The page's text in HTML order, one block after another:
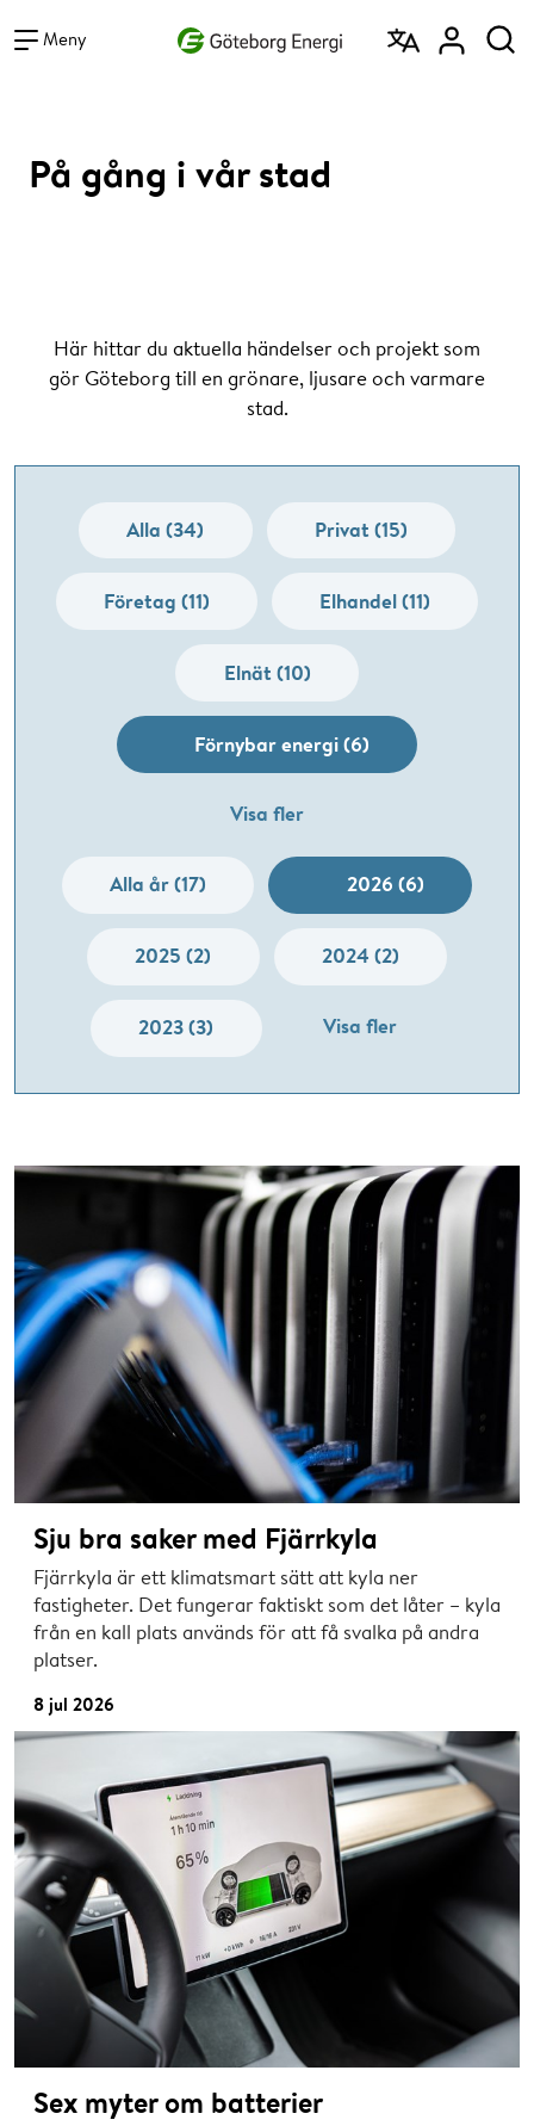
Meny
På gång i vår stad
Här hittar du aktuella händelser och projekt som
gör Göteborg till en grönare, ljusare och varmare
stad.
Alla (34) Privat (15)
Företag (11) Elhandel (11)
Elnät (10)
Förnybar energi (6)
Visa fler
Alla år (17) 2026 (6)
2025 (2) 2024 (2)
2023 (3) Visa fler
Sju bra saker med Fjärrkyla
Fjärrkyla är ett klimatsmart sätt att kyla ner
fastigheter. Det fungerar faktiskt som det låter – kyla
från en kall plats används för att få svalka på andra
platser.
8 jul 2026
Sex myter om batterier